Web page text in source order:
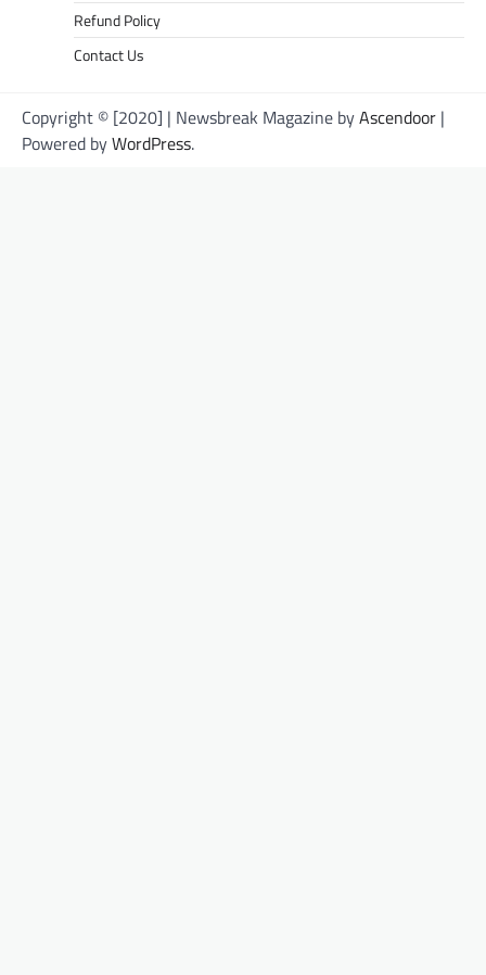
Refund Policy
Contact Us
Copyright © [2020] | Newsbreak Magazine byAscendoor |
Powered byWordPress.